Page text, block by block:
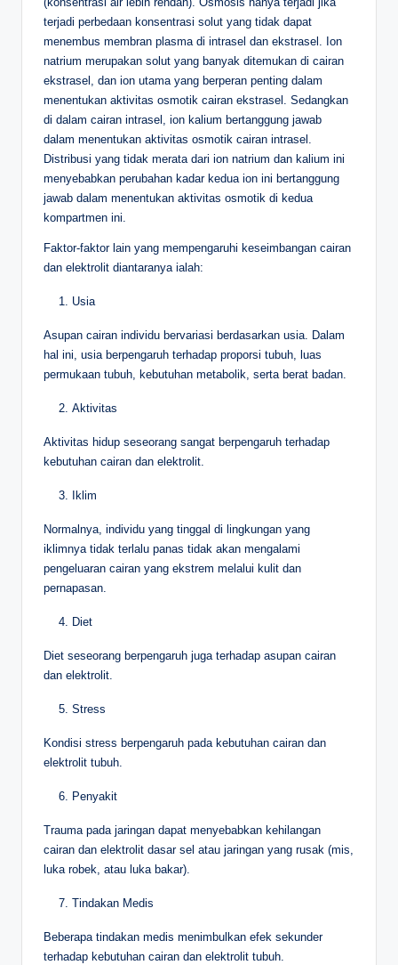
terjadi perbedaan konsentrasi solut yang tidak dapat
menembus membran plasma di intrasel dan ekstrasel. Ion
natrium merupakan solut yang banyak ditemukan di cairan
ekstrasel, dan ion utama yang berperan penting dalam
menentukan aktivitas osmotik cairan ekstrasel. Sedangkan
di dalam cairan intrasel, ion kalium bertanggung jawab
dalam menentukan aktivitas osmotik cairan intrasel.
Distribusi yang tidak merata dari ion natrium dan kalium ini
menyebabkan perubahan kadar kedua ion ini bertanggung
jawab dalam menentukan aktivitas osmotik di kedua
kompartmen ini.
Faktor-faktor lain yang mempengaruhi keseimbangan cairan
dan elektrolit diantaranya ialah:
Usia
Asupan cairan individu bervariasi berdasarkan usia. Dalam
hal ini, usia berpengaruh terhadap proporsi tubuh, luas
permukaan tubuh, kebutuhan metabolik, serta berat badan.
Aktivitas
Aktivitas hidup seseorang sangat berpengaruh terhadap
kebutuhan cairan dan elektrolit.
Iklim
Normalnya, individu yang tinggal di lingkungan yang
iklimnya tidak terlalu panas tidak akan mengalami
pengeluaran cairan yang ekstrem melalui kulit dan
pernapasan.
Diet
Diet seseorang berpengaruh juga terhadap asupan cairan
dan elektrolit.
Stress
Kondisi stress berpengaruh pada kebutuhan cairan dan
elektrolit tubuh.
Penyakit
Trauma pada jaringan dapat menyebabkan kehilangan
cairan dan elektrolit dasar sel atau jaringan yang rusak (mis,
luka robek, atau luka bakar).
Tindakan Medis
Beberapa tindakan medis menimbulkan efek sekunder
terhadap kebutuhan cairan dan elektrolit tubuh.